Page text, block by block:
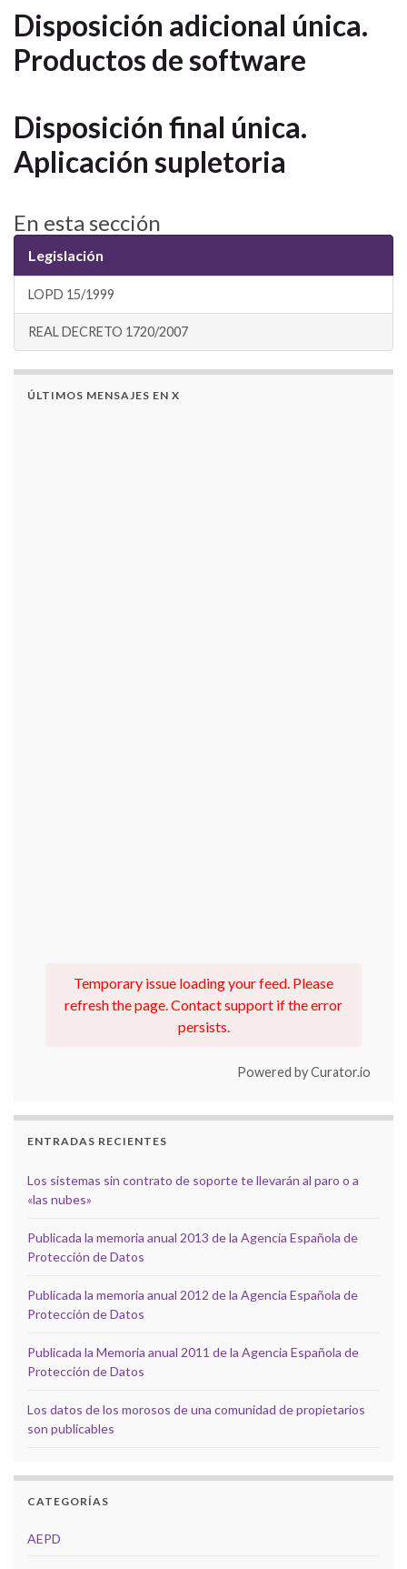
Disposición adicional única.
Productos de software
Disposición final única.
Aplicación supletoria
En esta sección
Legislación
LOPD 15/1999
REAL DECRETO 1720/2007
ÚLTIMOS MENSAJES EN X
Temporary issue loading your feed. Please
refresh the page. Contact support if the error
persists.
Powered by Curator.io
ENTRADAS RECIENTES
Los sistemas sin contrato de soporte te llevarán al paro o a
«las nubes»
Publicada la memoria anual 2013 de la Agencia Española de
Protección de Datos
Publicada la memoria anual 2012 de la Agencia Española de
Protección de Datos
Publicada la Memoria anual 2011 de la Agencia Española de
Protección de Datos
Los datos de los morosos de una comunidad de propietarios
son publicables
CATEGORÍAS
AEPD